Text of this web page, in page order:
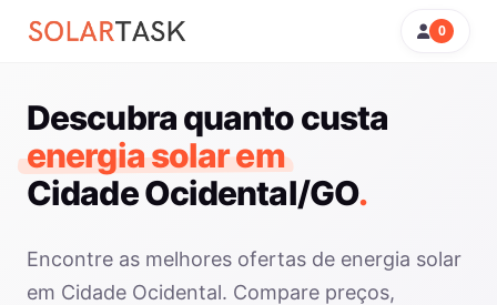
0
Descubra quanto custa
energia solar em
Cidade Ocidental/GO.
Encontre as melhores ofertas de energia solar
em Cidade Ocidental. Compare preços,